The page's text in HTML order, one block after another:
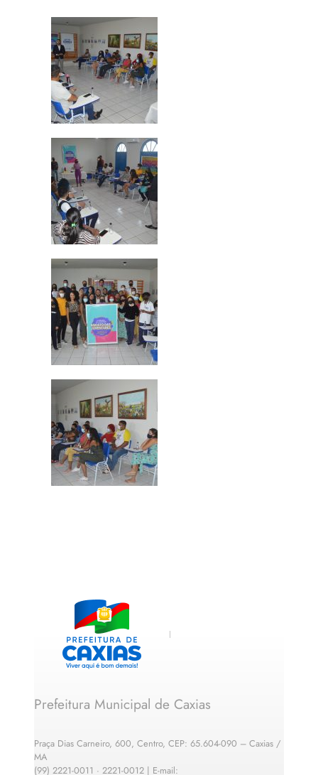
Prefeitura Municipal de Caxias
Praça Dias Carneiro, 600, Centro, CEP: 65.604-090 – Caxias /
MA
(99) 2221-0011 · 2221-0012 | E-mail: